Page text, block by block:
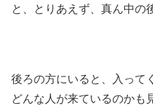
と、とりあえず、真ん中の
後ろの方にいると、入って
どんな人が来ているのかも